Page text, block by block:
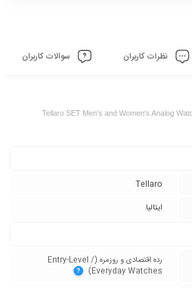
نظرات کاربران سوالات کاربران
Tellaro SET Men's and Women's Analog
Tellaro
ایتالیا
رده اقتصادی و روزمره (Entry-Level /
Everyday Watches)‏
?